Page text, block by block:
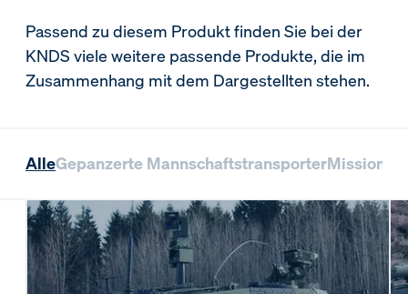
Passend zu diesem Produkt finden Sie bei der
KNDS viele weitere passende Produkte, die im
Zusammenhang mit dem Dargestellten stehen.
AlleGepanzerte Mannschaftstransporter